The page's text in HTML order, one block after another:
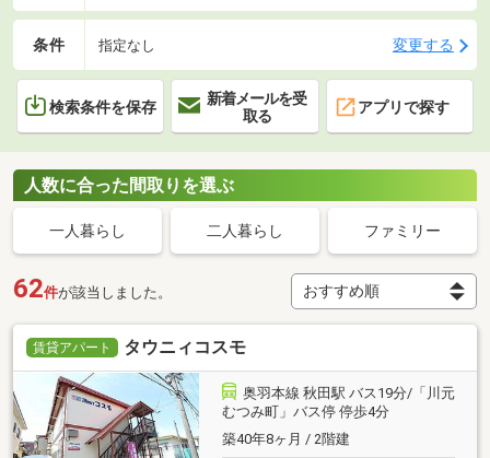
条件 指定なし 変更する
検索条件を保存
新着メールを受
取る
アプリで探す
人数に合った間取りを選ぶ
一人暮らし 二人暮らし ファミリー
62件が該当しました。
賃貸アパート タウニィコスモ
奥羽本線 秋田駅 バス19分/「川元
むつみ町」バス停 停歩4分
築40年8ヶ月 / 2階建